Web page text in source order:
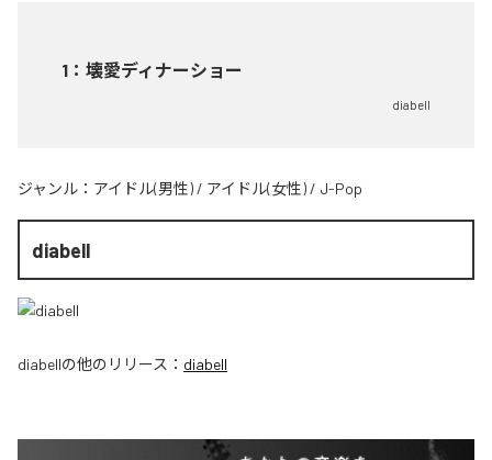
1 ： 壊愛ディナーショー
diabell
ジャンル： アイドル(男性) / アイドル(女性) / J-Pop
diabell
diabellの他のリリース： diabell